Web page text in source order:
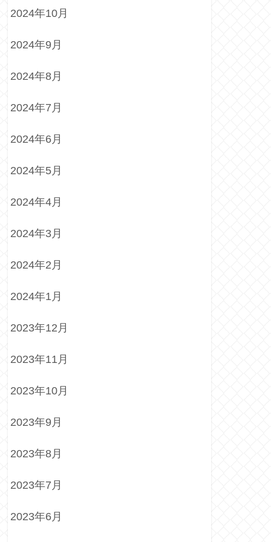
2024年10月
2024年9月
2024年8月
2024年7月
2024年6月
2024年5月
2024年4月
2024年3月
2024年2月
2024年1月
2023年12月
2023年11月
2023年10月
2023年9月
2023年8月
2023年7月
2023年6月